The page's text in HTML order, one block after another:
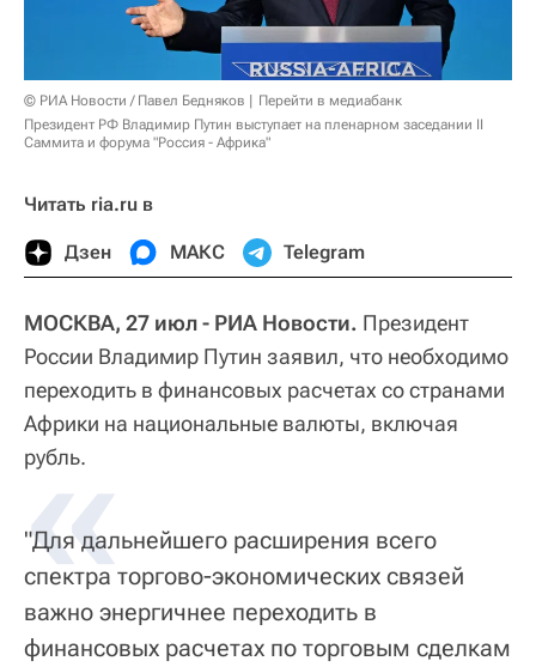
© РИА Новости / Павел Бедняков
Перейти в медиабанк
Президент РФ Владимир Путин выступает на пленарном заседании II
Cаммита и форума "Россия - Африка"
Читать ria.ru в
Дзен МАКС Telegram
МОСКВА, 27 июл - РИА Новости. Президент
России Владимир Путин заявил, что необходимо
переходить в финансовых расчетах со странами
Африки на национальные валюты, включая
рубль.
«
"Для дальнейшего расширения всего
спектра торгово-экономических связей
важно энергичнее переходить в
финансовых расчетах по торговым сделкам